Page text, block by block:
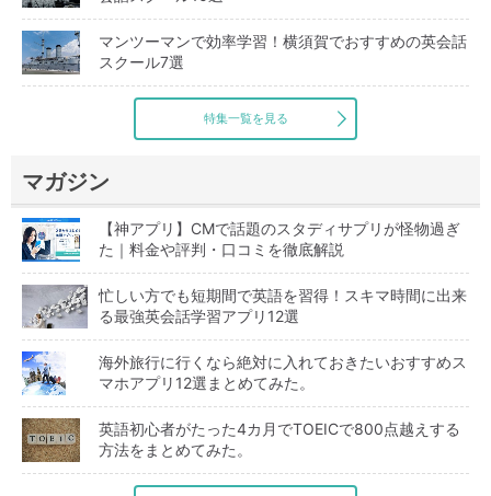
マンツーマンで効率学習！横須賀でおすすめの英会話
スクール7選
特集一覧を見る
マガジン
【神アプリ】CMで話題のスタディサプリが怪物過ぎ
た｜料金や評判・口コミを徹底解説
忙しい方でも短期間で英語を習得！スキマ時間に出来
る最強英会話学習アプリ12選
海外旅行に行くなら絶対に入れておきたいおすすめス
マホアプリ12選まとめてみた。
英語初心者がたった4カ月でTOEICで800点越えする
方法をまとめてみた。